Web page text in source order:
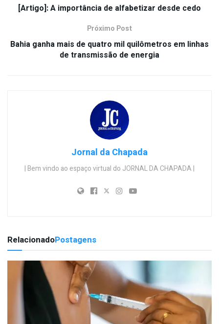
[Artigo]: A importância de alfabetizar desde cedo
Próximo Post
Bahia ganha mais de quatro mil quilômetros em linhas
de transmissão de energia
Jornal da Chapada
| Bem vindo ao espaço virtual do JORNAL DA CHAPADA |
RelacionadoPostagens